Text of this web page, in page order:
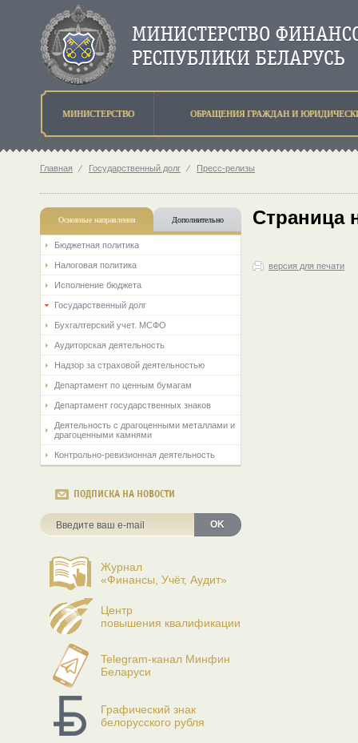
МИНИСТЕРСТВО ОБРАЩЕНИЯ ГРАЖДАН И
Главная ⁄ Государственный долг ⁄ Пресс-релизы
Основные направления Дополнительно
Бюджетная политика
Налоговая политика
Исполнение бюджета
Государственный долг
Бухгалтерский учет. МСФО
Аудиторская деятельность
Надзор за страховой деятельностью
Департамент по ценным бумагам
Департамент государственных знаков
Деятельность с драгоценными металлами и
драгоценными камнями
Контрольно-ревизионная деятельность
ПОДПИСКА НА НОВОСТИ
OK
Журнал
«Финансы, Учёт, Аудит»
Центр
повышения квалификации
Telegram-канал Минфин
Беларуси
Графический знак
белорусского рубля
Страница
версия для печати